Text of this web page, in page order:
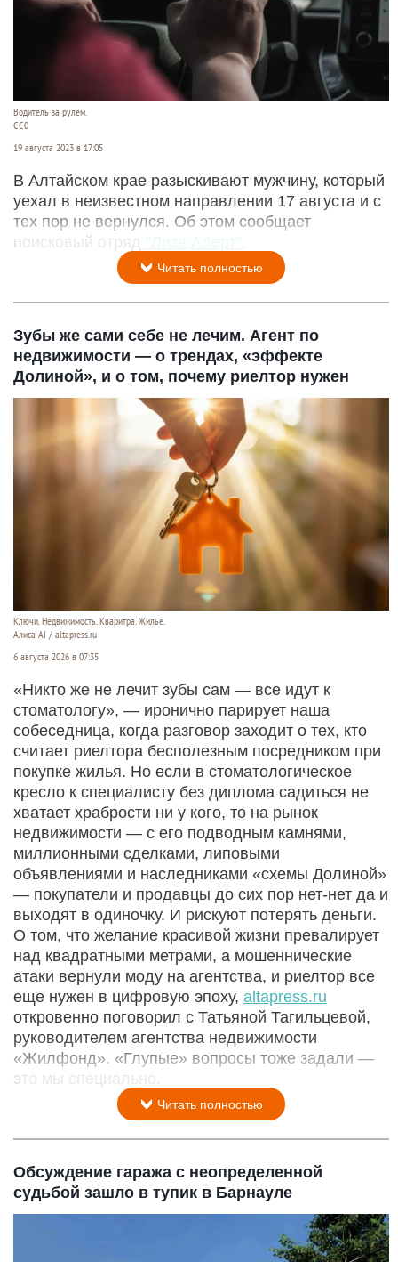
Водитель за рулем.
СС0
19 августа 2023 в 17:05
В Алтайском крае разыскивают мужчину, который
уехал в неизвестном направлении 17 августа и с
тех пор не вернулся. Об этом сообщает
поисковый отряд "Лиза Алерт".
Читать полностью
Зубы же сами себе не лечим. Агент по
недвижимости — о трендах, «эффекте
Долиной», и о том, почему риелтор нужен
Ключи. Недвижимость. Кваритра. Жилье.
Алиса AI / altapress.ru
6 августа 2026 в 07:35
«Никто же не лечит зубы сам — все идут к
стоматологу», — иронично парирует наша
собеседница, когда разговор заходит о тех, кто
считает риелтора бесполезным посредником при
покупке жилья. Но если в стоматологическое
кресло к специалисту без диплома садиться не
хватает храбрости ни у кого, то на рынок
недвижимости — с его подводным камнями,
миллионными сделками, липовыми
объявлениями и наследниками «схемы Долиной»
— покупатели и продавцы до сих пор нет-нет да и
выходят в одиночку. И рискуют потерять деньги.
О том, что желание красивой жизни превалирует
над квадратными метрами, а мошеннические
атаки вернули моду на агентства, и риелтор все
еще нужен в цифровую эпоху, altapress.ru
откровенно поговорил с Татьяной Тагильцевой,
руководителем агентства недвижимости
«Жилфонд». «Глупые» вопросы тоже задали —
это мы специально.
Читать полностью
Обсуждение гаража с неопределенной
судьбой зашло в тупик в Барнауле